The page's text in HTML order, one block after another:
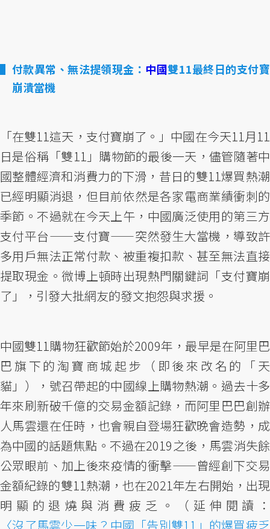
付款異常、無法提領現金： 中國雙11最終日的支付寶
崩潰當機
「在雙11這天，支付寶崩了。」中國在今天11月11
日是俗稱「雙11」購物節的最後一天，儘管隨著中
國整體經濟和消費力的下滑，昔日的雙11爆買熱潮
已經明顯消退，但目前依然是各家電商業績衝刺的
季節。不過就在今天上午，中國廣泛使用的第三方
支付平台——支付寶——突然發生大當機，導致許
多用戶無法正常付款、被重複扣款、甚至無法直接
提取現金。微博上頓時出現熱門關鍵詞「支付寶崩
了」，引發大批網友的發文抱怨與求援。
中國雙11購物狂歡節始於2009年，最早是在阿里巴
巴旗下的淘寶商城起步（即後來改名的「天
貓」），號召帶起的中國線上購物熱潮。過去十多
年來刷新破千億的交易金額記錄，而阿里巴巴創辦
人馬雲還在任時，也會親自登場狂歡晚會造勢，成
為中國的話題焦點。不過在2019之後，馬雲消失餘
公眾眼前、加上後來疫情的衝擊——曾經創下交易
金額紀錄的雙11熱潮，也在2021年左右開始，出現
明顯的退燒與消費疲乏。（延伸閱讀：
〈沒了馬雲少一味？中國「告別雙11」的爆買疲乏